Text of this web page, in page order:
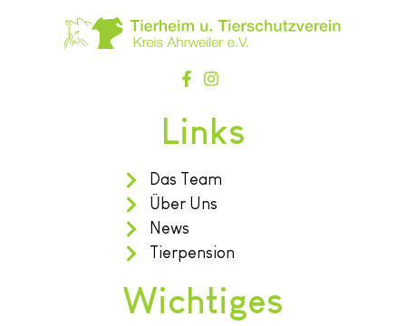
Links
Das Team
Über Uns
News
Tierpension
Wichtiges